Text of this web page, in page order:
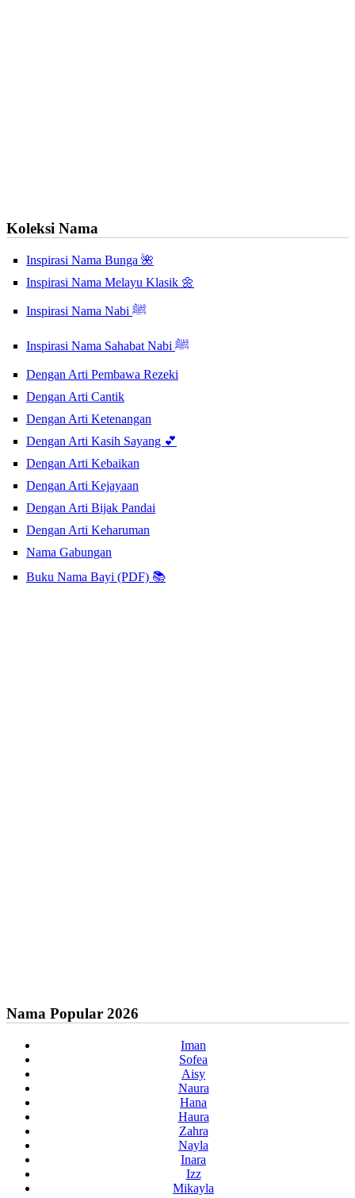
Koleksi Nama
Inspirasi Nama Bunga 🌺
Inspirasi Nama Melayu Klasik 🌼
Inspirasi Nama Nabi ﷺ
Inspirasi Nama Sahabat Nabi ﷺ
Dengan Arti Pembawa Rezeki
Dengan Arti Cantik
Dengan Arti Ketenangan
Dengan Arti Kasih Sayang 💕
Dengan Arti Kebaikan
Dengan Arti Kejayaan
Dengan Arti Bijak Pandai
Dengan Arti Keharuman
Nama Gabungan
Buku Nama Bayi (PDF) 📚
Nama Popular 2026
Iman
Sofea
Aisy
Naura
Hana
Haura
Zahra
Nayla
Inara
Izz
Mikayla